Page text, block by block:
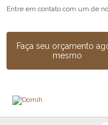
Entre em contato com um de
Faça seu orçamento
mesmo